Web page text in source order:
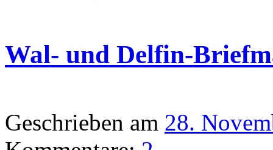
Wal- und Delfin-
Geschrieben am 28.